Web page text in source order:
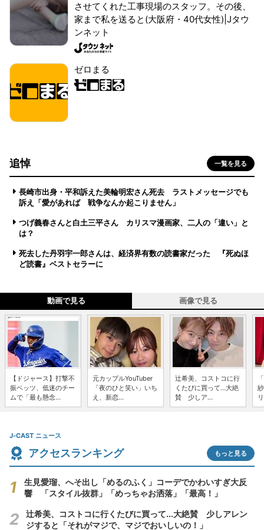
させてくれた工事現場のスタッフ。その後、
家まで私を送ると(大阪府・40代女性)|Jタウ
ンネット
ゼロまる
追悼 一覧を見る
長崎市出身・平和訴えた美輪明宏さん死去 ラストメッセージでも
訴え「愛があれば 戦争なんか起こりません」
つげ義春さんと白土三平さん カリスマ漫画家、二人の「違い」と
は？
死去した丹羽宇一郎さんは、経済界有数の読書家だった 『死ぬほ
ど読書』ベストセラーに
動画で見る 画像で見る
【ドジャース】打撃不
振ベッツ、低迷のチー
ムで「最も懸念...
元カップルYouTuber
「夜のひと笑い」いち
え、新恋...
辻希美、コストコに行
くたびに買って...大絶
賛 少しア...
J-CAST ニュース
アクセスランキング もっと見る
生見愛瑠、へそ出し「めるのふく」コーデでかわいすぎ大反
響 「スタイル抜群」「めっちゃお洒落」「最高！」
辻希美、コストコに行くたびに買って...大絶賛 少しアレン
ジすると「それがマジで、マジでおいしいの！」